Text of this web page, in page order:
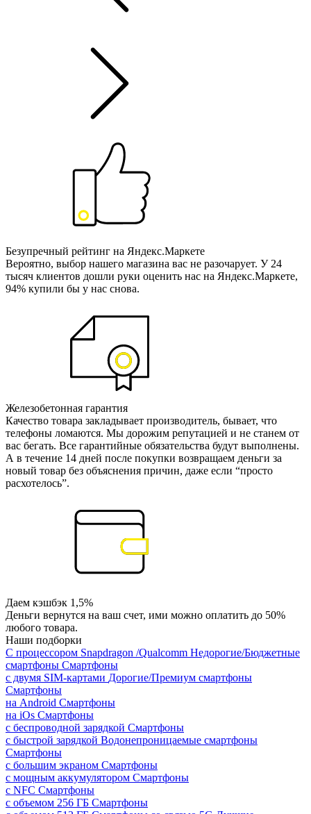
Безупречный рейтинг на Яндекс.Маркете
Вероятно, выбор нашего магазина вас не разочарует. У 24
тысяч клиентов дошли руки оценить нас на Яндекс.Маркете,
94% купили бы у нас снова.
Железобетонная гарантия
Качество товара закладывает производитель, бывает, что
телефоны ломаются. Мы дорожим репутацией и не станем от
вас бегать. Все гарантийные обязательства будут выполнены.
А в течение 14 дней после покупки возвращаем деньги за
новый товар без объяснения причин, даже если “просто
расхотелось”.
Даем кэшбэк 1,5%
Деньги вернутся на ваш счет, ими можно оплатить до 50%
любого товара.
Наши подборки
С процессором Snapdragon /Qualcomm Недорогие/Бюджетные
смартфоны Смартфоны
с двумя SIM-картами Дорогие/Премиум смартфоны
Смартфоны
на Android Смартфоны
на iOs Смартфоны
с беспроводной зарядкой Смартфоны
с быстрой зарядкой Водонепроницаемые смартфоны
Смартфоны
с большим экраном Смартфоны
с мощным аккумулятором Смартфоны
с NFC Смартфоны
с объемом 256 ГБ Смартфоны